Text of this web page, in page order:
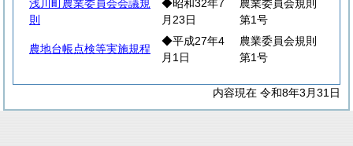
浅川町農業委員会会議規
則
◆昭和32年7
月23日
農業委員会規則
第1号
農地台帳点検等実施規程
◆平成27年4
月1日
農業委員会規則
第1号
内容現在 令和8年3月31日